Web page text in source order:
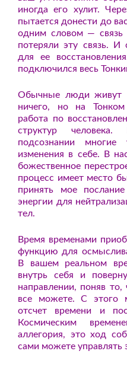
иногда его хулит.
пытается донести до
одним словом —
потеряли эту связь.
для ее
подключился весь
Обычные люди живут
ничего, но на Тонком
работа по
структур
подсознании
изменения в себе.
В
божественное
процесс имеет место
принять мое
энергии для
тел.
Время временами
функцию для
В вашем реальном
внутрь себя и
направлении, поняв
все можете. С этого
отсчет времени и
Космическим
аллегория, это ход
сами можете управлять